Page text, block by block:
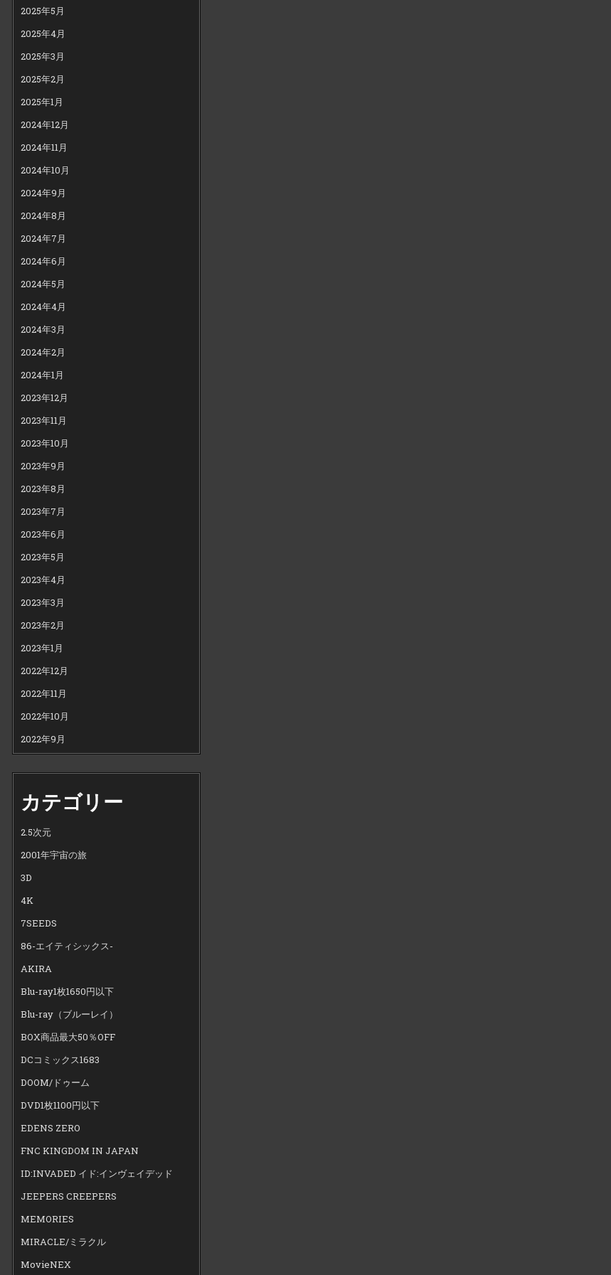
2025年5月
2025年4月
2025年3月
2025年2月
2025年1月
2024年12月
2024年11月
2024年10月
2024年9月
2024年8月
2024年7月
2024年6月
2024年5月
2024年4月
2024年3月
2024年2月
2024年1月
2023年12月
2023年11月
2023年10月
2023年9月
2023年8月
2023年7月
2023年6月
2023年5月
2023年4月
2023年3月
2023年2月
2023年1月
2022年12月
2022年11月
2022年10月
2022年9月
カテゴリー
2.5次元
2001年宇宙の旅
3D
4K
7SEEDS
86-エイティシックス-
AKIRA
Blu-ray1枚1650円以下
Blu-ray（ブルーレイ）
BOX商品最大50％OFF
DCコミックス1683
DOOM/ドゥーム
DVD1枚1100円以下
EDENS ZERO
FNC KINGDOM IN JAPAN
ID:INVADED イド:インヴェイデッド
JEEPERS CREEPERS
MEMORIES
MIRACLE/ミラクル
MovieNEX